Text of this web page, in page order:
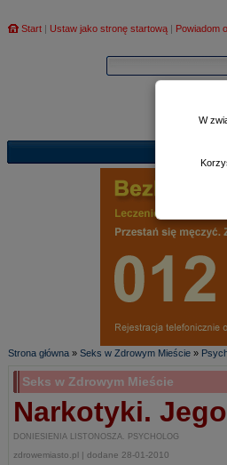
Start | Ustaw jako stronę startową | Powiadom
Strona główna » Seks w Zdrowym Mieście »
Seks w Zdrowym Mieście
Narkotyki.
DONIESIENIA LISTONOSZA. PSYCHOLOG
zdrowemiasto.pl | dodane 28-01-2010
W